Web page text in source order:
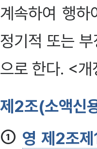
계속하여 행하
정기적 또는
으로 한다. <
제2조(소액신
① 영 제2조